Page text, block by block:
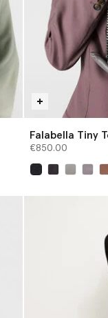
Falabella Tiny
€850.00